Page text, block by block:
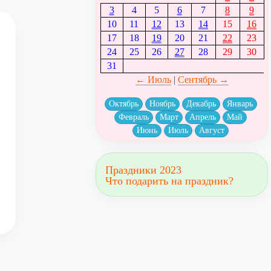
3
4 5 6 7 8
9
10
11 12 13 14 15
16
17
18 19 20 21 22
23
24
25 26 27 28 29
30
31
← Июль| Сентябрь →
Октябрь Ноябрь Декабрь
Январь
Февраль
Март Апрель
Май
Июнь
Июль Август
Праздники 2023
Что подарить на праздник?